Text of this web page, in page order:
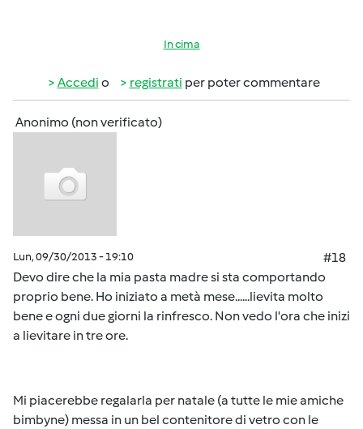
In cima
Accedi o registrati per poter commentare
Anonimo (non verificato)
Lun, 09/30/2013 - 19:10
#18
Devo dire che la mia pasta madre si sta comportando
proprio bene. Ho iniziato a metà mese......lievita molto
bene e ogni due giorni la rinfresco. Non vedo l'ora che inizi
a lievitare in tre ore.
Mi piacerebbe regalarla per natale (a tutte le mie amiche
bimbyne) messa in un bel contenitore di vetro con le